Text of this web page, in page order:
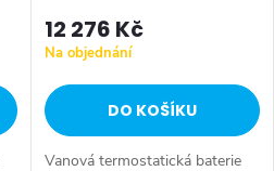
12 276 Kč
Na objednání
DO KOŠÍKU
Vanová termostatická baterie